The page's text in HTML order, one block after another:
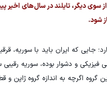
دیگر، تایلند در سال‌های اخیر
شود.
جایی که ایران باید با
و دشوار بوده، سوریه
گروه اگرچه به اندازه گروه ژاپن